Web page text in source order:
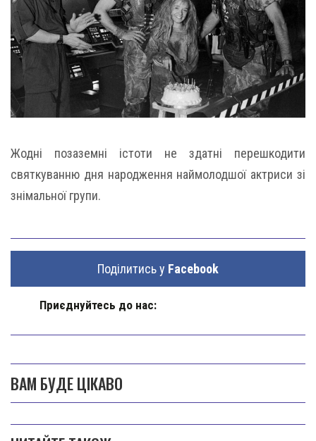
Жодні позаземні істоти не здатні перешкодити
святкуванню дня народження наймолодшої актриси зі
знімальної групи.
Поділитись у Facebook
Приєднуйтесь до нас:
ВАМ БУДЕ ЦІКАВО